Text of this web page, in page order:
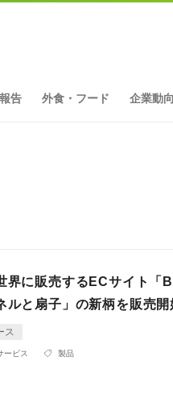
告 外食・フード 企業動向
界に販売するECサイト「
と扇子」の新柄を販売開
ス
ービス 製品